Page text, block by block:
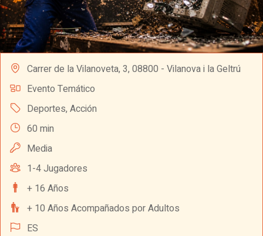
Carrer de la Vilanoveta, 3, 08800 - Vilanova i la Geltrú
Evento Temático
Deportes, Acción
60 min
Media
1-4 Jugadores
+ 16 Años
+ 10 Años Acompañados por Adultos
ES